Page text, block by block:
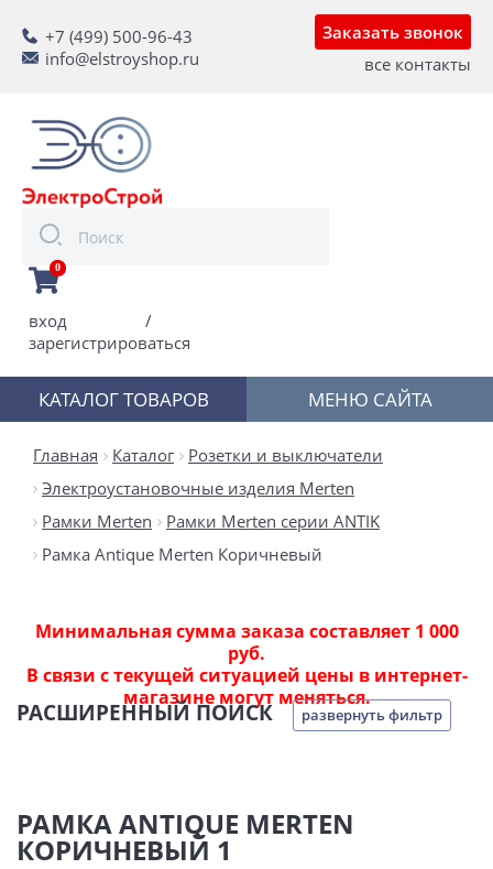
+7 (499) 500-96-43
info@elstroyshop.ru
Заказать звонок
все контакты
0
вход
/
зарегистрироваться
КАТАЛОГ ТОВАРОВ МЕНЮ САЙТА
Главная Каталог
Розетки и выключатели
Электроустановочные изделия Merten
Рамки Merten
Рамки Merten серии ANTIK
Рамка Antique Merten Коричневый
Минимальная сумма заказа составляет 1 000
руб.
В связи с текущей ситуацией цены в интернет-
магазине могут меняться.
РАСШИРЕННЫЙ ПОИСК развернуть фильтр
РАМКА ANTIQUE MERTEN
КОРИЧНЕВЫЙ 1